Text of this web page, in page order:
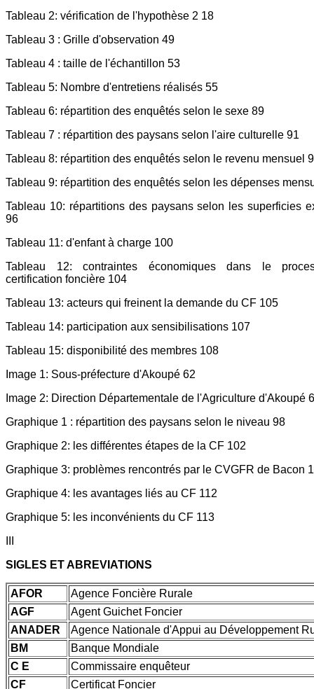
Tableau 2: vérification de l'hypothèse 2 18
Tableau 3 : Grille d'observation 49
Tableau 4 : taille de l'échantillon 53
Tableau 5: Nombre d'entretiens réalisés 55
Tableau 6: répartition des enquêtés selon le sexe 89
Tableau 7 : répartition des paysans selon l'aire culturelle 91
Tableau 8: répartition des enquêtés selon le revenu mensuel
Tableau 9: répartition des enquêtés selon les dépenses
Tableau 10: répartitions des paysans selon les superficies
96
Tableau 11: d'enfant à charge 100
Tableau 12: contraintes économiques dans le
certification foncière 104
Tableau 13: acteurs qui freinent la demande du CF 105
Tableau 14: participation aux sensibilisations 107
Tableau 15: disponibilité des membres 108
Image 1: Sous-préfecture d'Akoupé 62
Image 2: Direction Départementale de l'Agriculture d'Akoupé
Graphique 1 : répartition des paysans selon le niveau 98
Graphique 2: les différentes étapes de la CF 102
Graphique 3: problèmes rencontrés par le CVGFR de Bacon
Graphique 4: les avantages liés au CF 112
Graphique 5: les inconvénients du CF 113
SIGLES ET ABREVIATIONS
AFOR
Agence Foncière Rurale
AGF
Agent Guichet Foncier
ANADER
Agence Nationale d'Appui au Développement
BM
Banque Mondiale
C E
Commissaire enquêteur
CF
Certificat Foncier